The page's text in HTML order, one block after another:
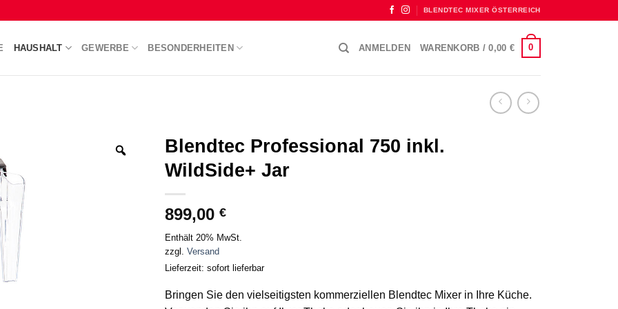
BLENDTEC MIXER ÖSTERREICH
HAUSHALT GEWERBE BESONDERHEITEN ANMELDEN WARENKORB /0,00 € 0
Blendtec Professional 750 inkl.
WildSide+ Jar
899,00 €
Enthält 20% MwSt.
zzgl. Versand
Lieferzeit: sofort lieferbar
Bringen Sie den vielseitigsten kommerziellen Blendtec Mixer in Ihre Küche.